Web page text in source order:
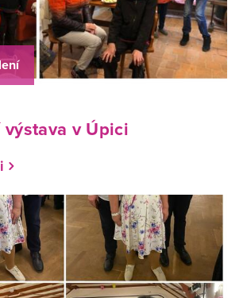
v Úpici